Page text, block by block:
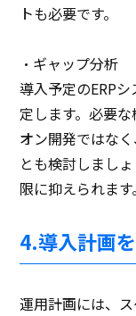
トも必要です。
・ギャップ分析
導入予定のERP
定します。必要
オン開発ではな
とも検討しまし
限に抑えられます。
4.導入計画
運用計画には、